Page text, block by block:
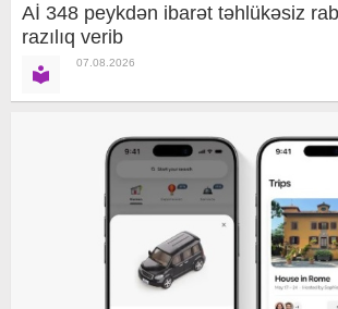
Aİ 348 peykdən ibarət təhlükəsiz
razılıq verib
07.08.2026